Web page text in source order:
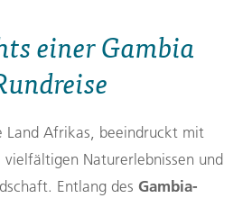
einer Gambia
Land Afrikas, beeindruckt mit
Naturerlebnissen und
Entlang des Gambia-